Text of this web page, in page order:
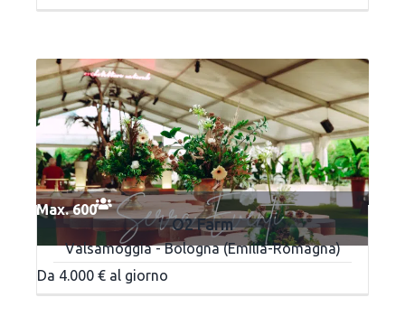
Max. 600
O2 Farm
Valsamoggia - Bologna (Emilia-Romagna)
Da 4.000 € al giorno